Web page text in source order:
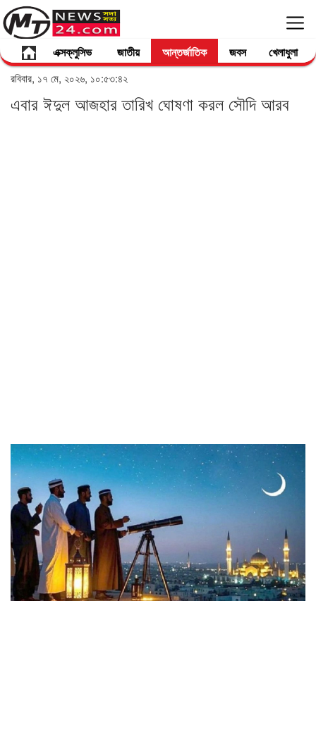
এক্সক্লুসিভ জাতীয় আন্তর্জাতিক জবস খেলাধুলা
রবিবার, ১৭ মে, ২০২৬, ১০:৫৩:৪২
এবার ঈদুল আজহার তারিখ ঘোষণা করল সৌদি আরব